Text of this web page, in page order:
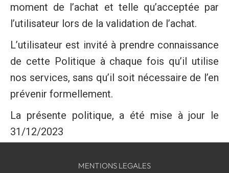
moment de l’achat et telle qu’acceptée par
l’utilisateur lors de la validation de l’achat.
L’utilisateur est invité à prendre connaissance
de cette Politique à chaque fois qu’il utilise
nos services, sans qu’il soit nécessaire de l’en
prévenir formellement.
La présente politique, a été mise à jour le
31/12/2023
MENTIONS LEGALES